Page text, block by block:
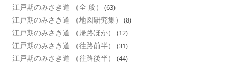
江戸期のみさき道 （全 般） (63)
江戸期のみさき道 （地図研究集） (8)
江戸期のみさき道 （帰路ほか） (12)
江戸期のみさき道 （往路前半） (31)
江戸期のみさき道 （往路後半） (44)